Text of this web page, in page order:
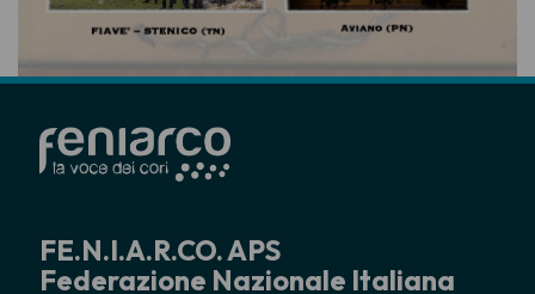
FE.N.I.A.R.CO. APS
Federazione Nazionale Italiana